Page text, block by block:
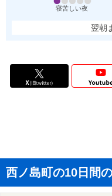
寝苦しい夜
翌朝
西ノ島町の10日間